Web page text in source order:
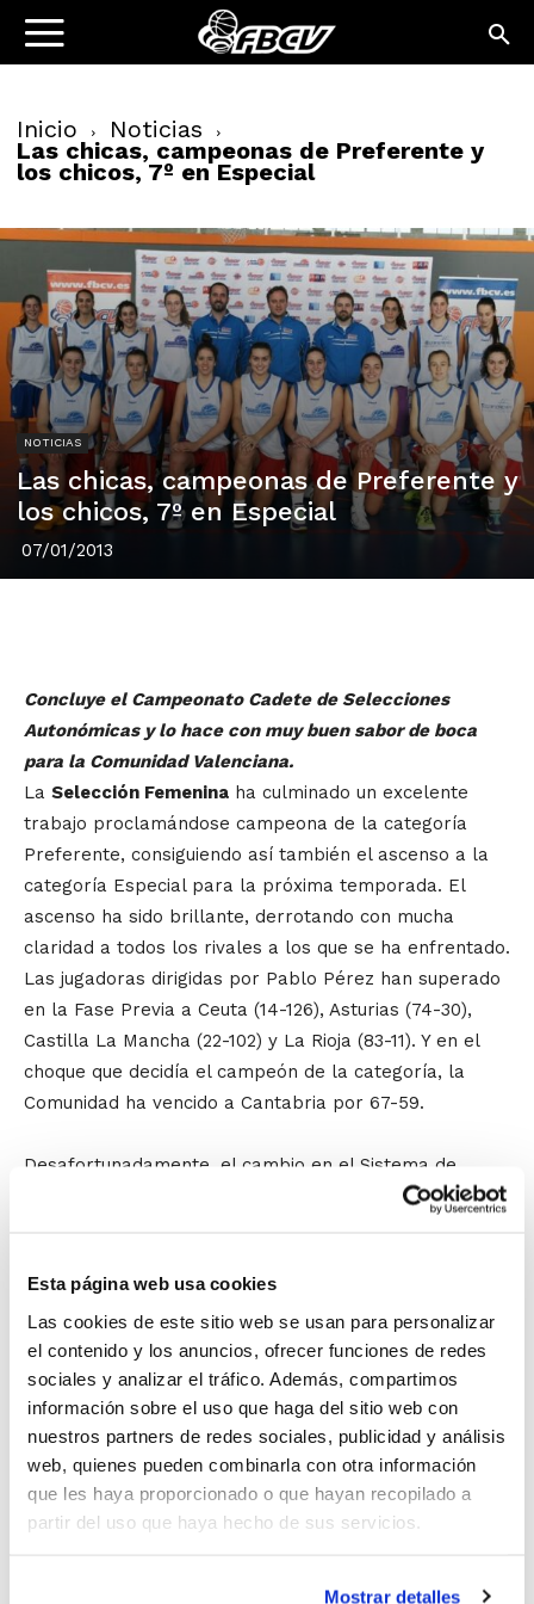
Esta página web usa cookies
Las cookies de este sitio web se usan para personalizar
el contenido y los anuncios, ofrecer funciones de redes
sociales y analizar el tráfico. Además, compartimos
información sobre el uso que haga del sitio web con
nuestros partners de redes sociales, publicidad y análisis
web, quienes pueden combinarla con otra información
que les haya proporcionado o que hayan recopilado a
partir del uso que haya hecho de sus servicios.
Mostrar detalles
Inicio Noticias
Las chicas, campeonas de Preferente y
los chicos, 7º en Especial
NOTICIAS
Las chicas, campeonas de Preferente y
los chicos, 7º en Especial
07/01/2013
Concluye el Campeonato Cadete de Selecciones
Autonómicas y lo hace con muy buen sabor de boca
para la Comunidad Valenciana.
La Selección Femenina ha culminado un excelente
trabajo proclamándose campeona de la categoría
Preferente, consiguiendo así también el ascenso a la
categoría Especial para la próxima temporada. El
ascenso ha sido brillante, derrotando con mucha
claridad a todos los rivales a los que se ha enfrentado.
Las jugadoras dirigidas por Pablo Pérez han superado
en la Fase Previa a Ceuta (14-126), Asturias (74-30),
Castilla La Mancha (22-102) y La Rioja (83-11). Y en el
choque que decidía el campeón de la categoría, la
Comunidad ha vencido a Cantabria por 67-59.
Desafortunadamente, el cambio en el Sistema de
Competición tras reducirse un día la duración del
haya tenido ninguna opción de jugar por el título, ni
siquiera enfrentándose en el cruce a los campeones
de grupo de la categoría Especial tal y como sucedía
hasta ahora.
LaSelección Masculinatermina en séptima posición
después de ganar a Galicia por 77-83. En la Fase
Previa, los jugadores de Miguel Ángel Cuartero
superaron a Madrid (73-79) y Murcia (74-71), pero la
prórroga por 66-65 ha impedido entrar en las